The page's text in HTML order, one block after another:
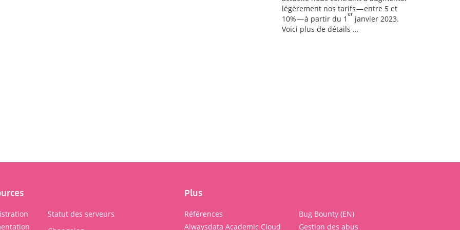
légèrement nos tarifs — entre 5 et
10% — à partir du 1
er
janvier 2023.
Voici plus de détails …
Statut des serveurs
Plus
Références
Alwaysdata Academic Cloud
Bug Bounty (EN)
Gestion des abus